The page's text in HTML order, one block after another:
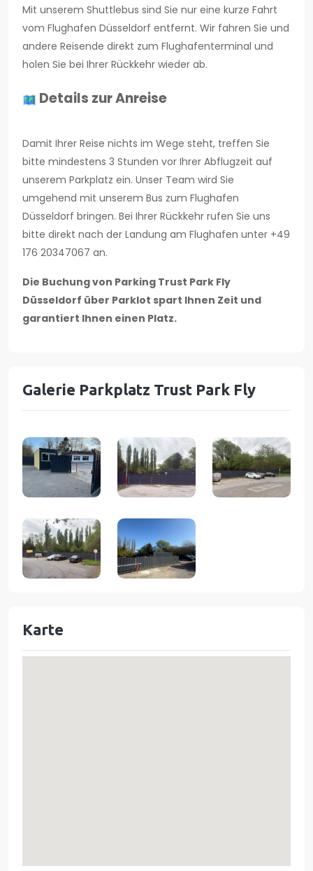
Mit unserem Shuttlebus sind Sie nur eine kurze Fahrt
vom Flughafen Düsseldorf entfernt. Wir fahren Sie und
andere Reisende direkt zum Flughafenterminal und
holen Sie bei Ihrer Rückkehr wieder ab.
Details zur Anreise
Damit Ihrer Reise nichts im Wege steht, treffen Sie
bitte mindestens 3 Stunden vor Ihrer Abflugzeit auf
unserem Parkplatz ein. Unser Team wird Sie
umgehend mit unserem Bus zum Flughafen
Düsseldorf bringen. Bei Ihrer Rückkehr rufen Sie uns
bitte direkt nach der Landung am Flughafen unter +49
176 20347067 an.
Die Buchung von Parking Trust Park Fly
Düsseldorf über Parklot spart Ihnen Zeit und
garantiert Ihnen einen Platz.
Galerie Parkplatz Trust Park Fly
Karte